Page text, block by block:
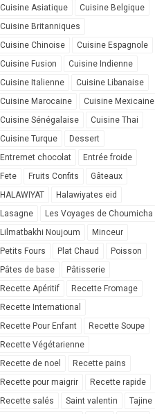
Cuisine Asiatique
Cuisine Belgique
Cuisine Britanniques
Cuisine Chinoise
Cuisine Espagnole
Cuisine Fusion
Cuisine Indienne
Cuisine Italienne
Cuisine Libanaise
Cuisine Marocaine
Cuisine Mexicaine
Cuisine Sénégalaise
Cuisine Thai
Cuisine Turque
Dessert
Entremet chocolat
Entrée froide
Fete
Fruits Confits
Gâteaux
HALAWIYAT
Halawiyates eid
Lasagne
Les Voyages de Choumicha
Lilmatbakhi Noujoum
Minceur
Petits Fours
Plat Chaud
Poisson
Pâtes de base
Pâtisserie
Recette Apéritif
Recette Fromage
Recette International
Recette Pour Enfant
Recette Soupe
Recette Végétarienne
Recette de noel
Recette pains
Recette pour maigrir
Recette rapide
Recette salés
Saint valentin
Tajine